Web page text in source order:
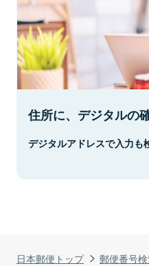
日本郵便トップ 郵便番号
住所に、デジタルの
デジタルアドレスで入力も